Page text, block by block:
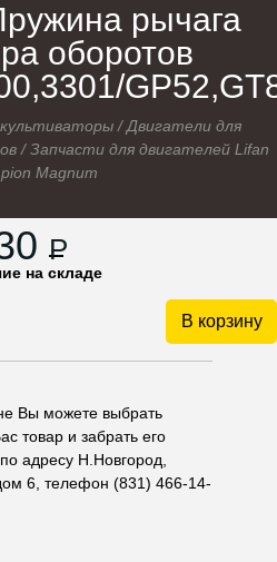
рычага
оборотов
/Двигатели для
/Запчасти для двигателей Lifan
Magnum
P
на складе
В корзину
Вы можете выбрать
товар и забрать его
адресу Н.Новгород,
6, телефон (831) 466-14-